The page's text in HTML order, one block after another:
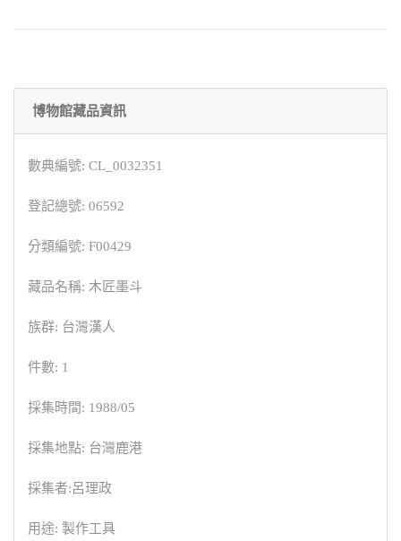
博物館藏品資訊
數典編號: CL_0032351
登記總號: 06592
分類編號: F00429
藏品名稱: 木匠墨斗
族群: 台灣漢人
件數: 1
採集時間: 1988/05
採集地點: 台灣鹿港
採集者:呂理政
用途: 製作工具